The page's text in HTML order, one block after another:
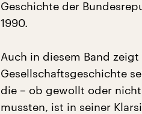
Geschichte der
1990.
Auch in diesem Band
Gesellschaftsgeschichte
die – ob gewollt oder
mussten, ist in seiner